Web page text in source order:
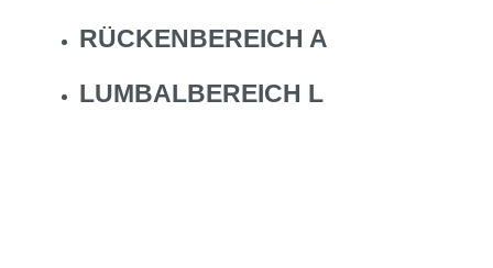
RÜCKENBEREICH A
LUMBALBEREICH L